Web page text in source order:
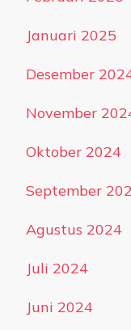
Januari 2025
Desember
November
Oktober 2024
September
Agustus 2024
Juli 2024
Juni 2024